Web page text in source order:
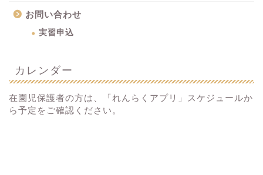
お問い合わせ
実習申込
カレンダー
在園児保護者の方は、「れんらくアプリ」スケジュールか
ら予定をご確認ください。